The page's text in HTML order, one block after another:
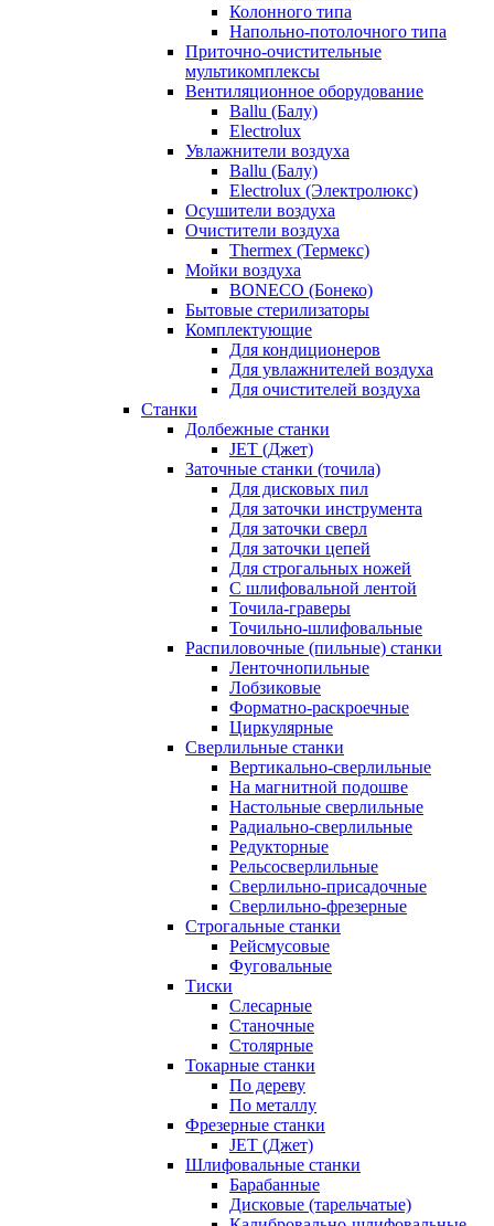
Колонного типа
Напольно-потолочного типа
Приточно-очистительные
мультикомплексы
Вентиляционное оборудование
Ballu (Балу)
Electrolux
Увлажнители воздуха
Ballu (Балу)
Electrolux (Электролюкс)
Осушители воздуха
Очистители воздуха
Thermex (Термекс)
Мойки воздуха
BONECO (Бонеко)
Бытовые стерилизаторы
Комплектующие
Для кондиционеров
Для увлажнителей воздуха
Для очистителей воздуха
Станки
Долбежные станки
JET (Джет)
Заточные станки (точила)
Для дисковых пил
Для заточки инструмента
Для заточки сверл
Для заточки цепей
Для строгальных ножей
С шлифовальной лентой
Точила-граверы
Точильно-шлифовальные
Распиловочные (пильные) станки
Ленточнопильные
Лобзиковые
Форматно-раскроечные
Циркулярные
Сверлильные станки
Вертикально-сверлильные
На магнитной подошве
Настольные сверлильные
Радиально-сверлильные
Редукторные
Рельсосверлильные
Сверлильно-присадочные
Сверлильно-фрезерные
Строгальные станки
Рейсмусовые
Фуговальные
Тиски
Слесарные
Станочные
Столярные
Токарные станки
По дереву
По металлу
Фрезерные станки
JET (Джет)
Шлифовальные станки
Барабанные
Дисковые (тарельчатые)